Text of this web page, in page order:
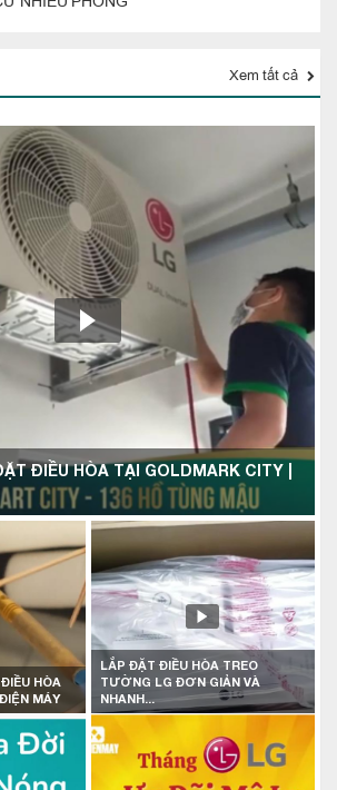
Xem tất cả
ĐIỀU HÒA TẠI GOLDMARK CITY |
HÒA
MÁY
LẮP ĐẶT ĐIỀU HÒA TREO
TƯỜNG LG ĐƠN GIẢN VÀ
NHANH...